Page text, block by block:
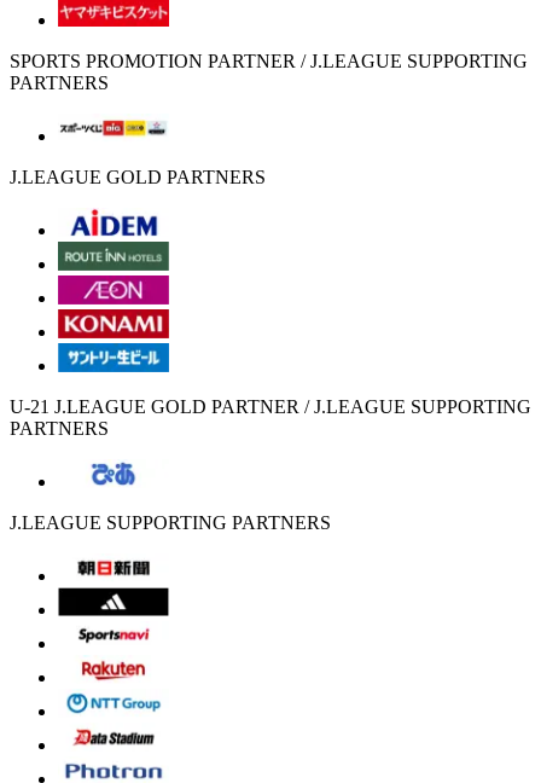
SPORTS PROMOTION PARTNER / J.LEAGUE SUPPORTING
PARTNERS
J.LEAGUE GOLD PARTNERS
U-21 J.LEAGUE GOLD PARTNER / J.LEAGUE SUPPORTING
PARTNERS
J.LEAGUE SUPPORTING PARTNERS